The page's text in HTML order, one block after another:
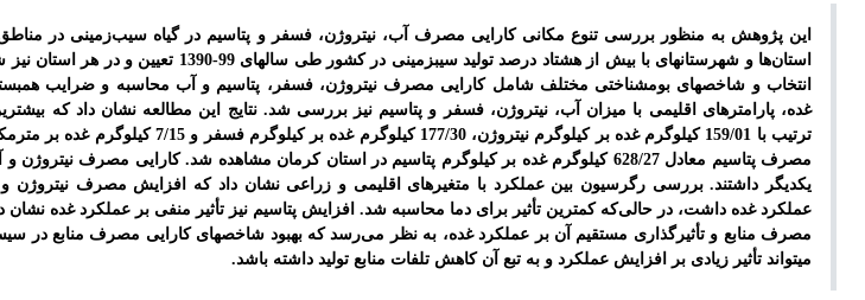
این پژوهش به منظور بررسی تنوع مکانی کارایی مصرف آب، نیتروژن، فسفر و پتاسیم‌ در گیاه سیب‌زمینی در
انتخاب و شاخص­های بوم­شناختی مختلف شامل کارایی مصرف نیتروژن، فسفر، پتاسیم و آب محاسبه و ضرایب
غده، پارامترهای اقلیمی با میزان آب، نیتروژن، فسفر و پتاسیم نیز بررسی شد. نتایج این مطالعه نشان داد که
ترتیب با 159/01 کیلوگرم غده بر کیلوگرم نیتروژن،
مصرف پتاسیم معادل 628/27 کیلوگرم غده بر کیلوگرم پتاسیم در استان کرمان مشاهده شد. کارایی مصرف
یکدیگر داشتند. بررسی رگرسیون بین عملکرد با متغیرهای اقلیمی و زراعی نشان داد که افزایش مصرف نیتروژن و
عملکرد غده داشت، در حالیکه کمترین ‌تأثیر برای دما محاسبه شد. افزایش پتاسیم نیز ‌تأثیر منفی بر عملکرد غده نشان
مصرف منابع و ‌تأثیرگذاری مستقیم آن بر عملکرد غده، به نظر ‌می‌رسد که بهبود شاخص­های کارایی مصرف منابع در
می­تواند ‌تأثیر زیادی بر افزایش عملکرد و به تبع آن کاهش تلفات منابع تولید داشته باشد.